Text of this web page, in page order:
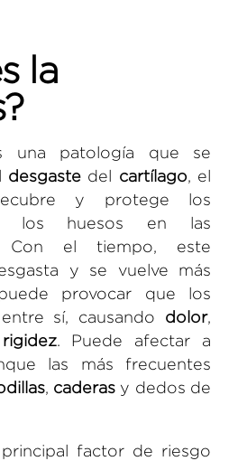
la
patología que se
desgaste del cartílago, el
y protege los
los huesos en las
Con el tiempo, este
y se vuelve más
provocar que los
sí, causando dolor,
rigidez. Puede afectar a
las más frecuentes
, caderas y dedos de
factor de riesgo